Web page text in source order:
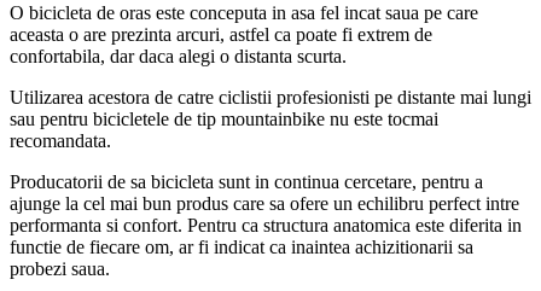
O bicicleta de oras este conceputa in asa fel incat saua pe care
aceasta o are prezinta arcuri, astfel ca poate fi extrem de
confortabila, dar daca alegi o distanta scurta.
Utilizarea acestora de catre ciclistii profesionisti pe distante mai lungi
sau pentru bicicletele de tip mountainbike nu este tocmai
recomandata.
Producatorii de sa bicicleta sunt in continua cercetare, pentru a
ajunge la cel mai bun produs care sa ofere un echilibru perfect intre
performanta si confort. Pentru ca structura anatomica este diferita in
functie de fiecare om, ar fi indicat ca inaintea achizitionarii sa
probezi saua.